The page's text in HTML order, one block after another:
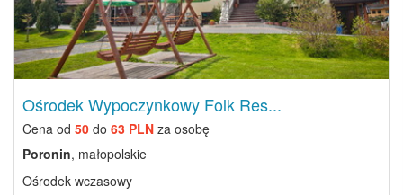
Ośrodek Wypoczynkowy Folk Res...
Cena od 50 do 63 PLN za osobę
Poronin, małopolskie
Ośrodek wczasowy